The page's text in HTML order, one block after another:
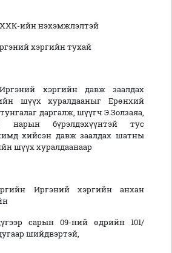
ХХК-ийн нэхэмжлэлтэй
хэргийн тухай
хэргийн давж заалдах
шүүх хуралдааныг Ерөнхий
даргалж, шүүгч Э.Золзаяа,
нарын бүрэлдэхүүнтэй тус
хийсэн давж заалдах шатны
шүүх хуралдаанаар
Иргэний хэргийн анхан
сарын 09-ний өдрийн 101/
шийдвэртэй,